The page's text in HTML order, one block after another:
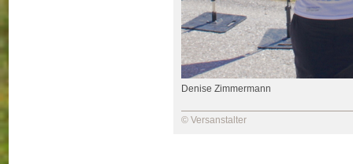
Denise Zimmermann
© Versanstalter